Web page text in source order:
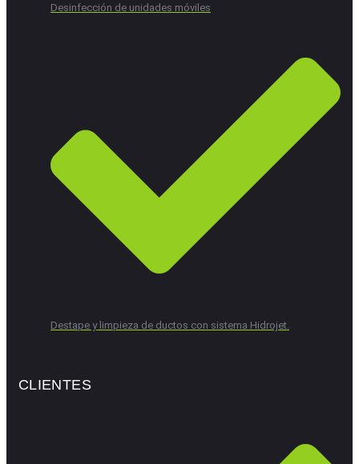
Desinfección de unidades móviles
Destape y limpieza de ductos con sistema Hidrojet.
CLIENTES